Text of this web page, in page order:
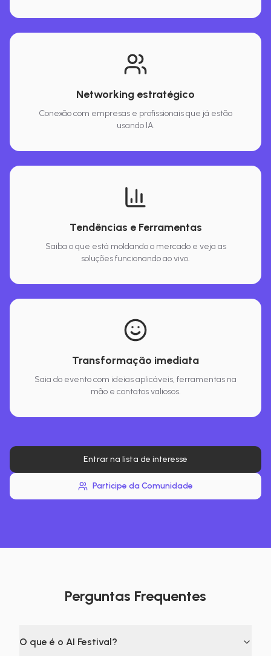
Networking estratégico
Conexão com empresas e profissionais que já estão
usando IA.
Tendências e Ferramentas
Saiba o que está moldando o mercado e veja as
soluções funcionando ao vivo.
Transformação imediata
Saia do evento com ideias aplicáveis, ferramentas na
mão e contatos valiosos.
Entrar na lista de interesse
Participe da Comunidade
Perguntas Frequentes
O que é o AI Festival?